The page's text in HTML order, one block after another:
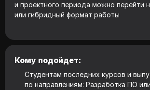
и проектного периода можно перейти
или гибридный формат работы
Кому подойдет:
Студентам последних курсов и
по направлениям: Разработка ПО